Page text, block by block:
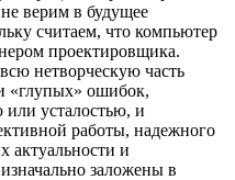
верим в будущее
считаем, что компьютер
проектировщика.
нетворческую часть
«глупых» ошибок,
усталостью, и
работы, надежного
актуальности и
заложены в